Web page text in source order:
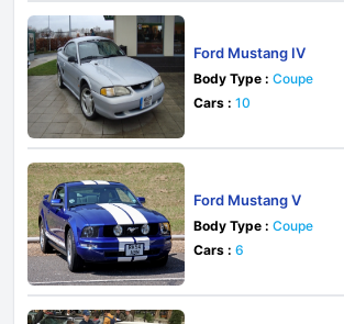
Ford Mustang IV
Body Type : Coupe
Cars : 10
Ford Mustang V
Body Type : Coupe
Cars : 6